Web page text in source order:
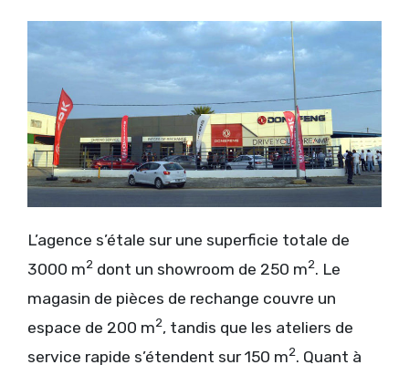
L’agence s’étale sur une superficie totale de
3000 m2 dont un showroom de 250 m2. Le
magasin de pièces de rechange couvre un
espace de 200 m2, tandis que les ateliers de
service rapide s’étendent sur 150 m2. Quant à